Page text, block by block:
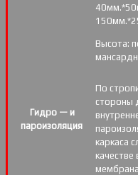
Высота:
Гидро — и
пароизоляция
По
стороны
каркаса
качестве